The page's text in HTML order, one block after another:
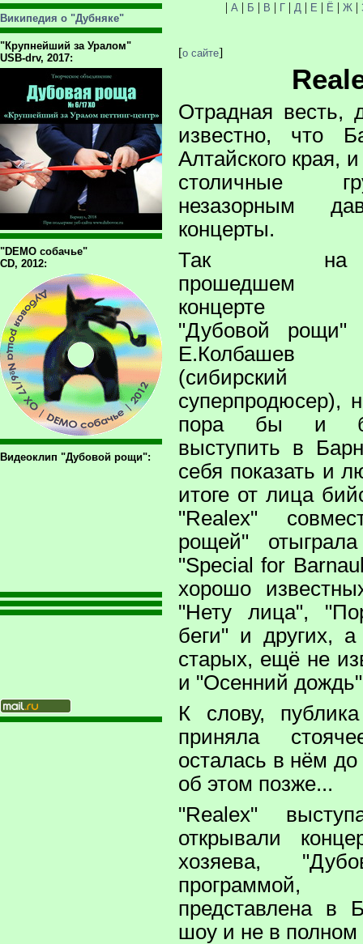
Википедия о "Дубняке"
"Крупнейший за Уралом"
USB-drv, 2017:
"DEMO собачье"
CD, 2012:
Видеоклип "Дубовой рощи":
| А | Б | В | Г| Д | Е | Ё | Ж|
[о сайте]
Отрадная весть,
известно, что
Алтайского края,
столичные
незазорным
концерты.
Так на
прошедшем
концерте
"Дубовой рощи"
Е.Колбашев
(сибирский
суперпродюсер),
пора бы и
выступить в
себя показать и
итоге от лица
"Realex"
рощей"
"Special for
хорошо
"Нету лица",
беги" и других,
старых, ещё не
и "Осенний
К слову,
приняла
осталась в нём
об этом позже...
"Realex"
открывали
хозяева,
программой,
представлена в
шоу и не в полном